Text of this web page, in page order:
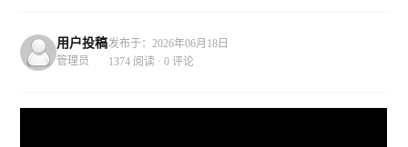
用户投稿
管理员
发布于：2026年06月18日
1374 阅读 · 0 评论